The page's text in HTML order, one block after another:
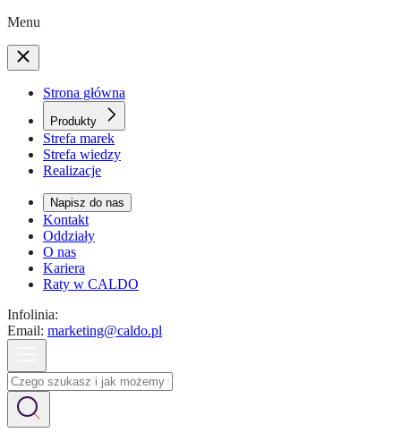
Menu
Strona główna
Produkty
Strefa marek
Strefa wiedzy
Realizacje
Napisz do nas
Kontakt
Oddziały
O nas
Kariera
Raty w CALDO
Infolinia:
Email: marketing@caldo.pl